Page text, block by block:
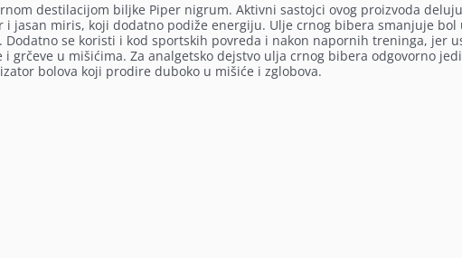
destilacijom biljke Piper nigrum. Aktivni sastojci ovog proizvoda deluju
jasan miris, koji dodatno podiže energiju. Ulje crnog bibera smanjuje bol
Dodatno se koristi i kod sportskih povreda i nakon napornih treninga, jer
grčeve u mišićima. Za analgetsko dejstvo ulja crnog bibera odgovorno
bolova koji prodire duboko u mišiće i zglobova.